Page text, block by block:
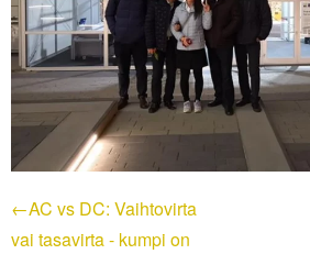
←AC vs DC: Vaihtovirta
vai tasavirta - kumpi on